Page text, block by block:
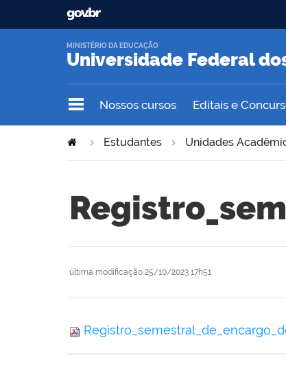
Universidade Federal
MINISTÉRIO DA EDUCAÇÃO
Nossos cursos Editais e
Estudantes Unidades
última modificação 25/10/2023 17h51